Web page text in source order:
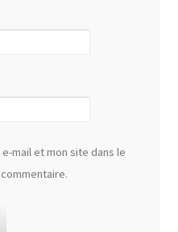
mail et mon site dans le